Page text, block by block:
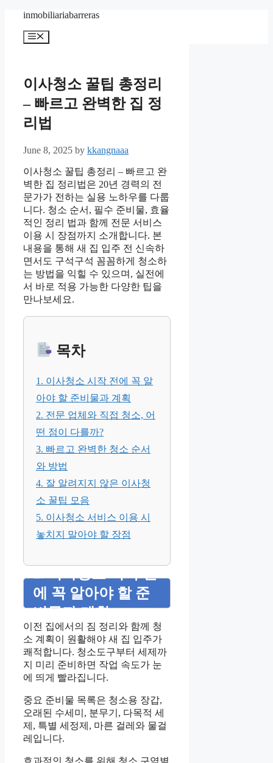
content
inmobiliariabarreras
Menu
이사청소 꿀팁 총정리
– 빠르고 완벽한 집 정
리법
June 8, 2025 by kkangnaaa
이사청소 꿀팁 총정리 – 빠르고 완
벽한 집 정리법은 20년 경력의 전
문가가 전하는 실용 노하우를 다룹
니다. 청소 순서, 필수 준비물, 효율
적인 정리 법과 함께 전문 서비스
이용 시 장점까지 소개합니다. 본
내용을 통해 새 집 입주 전 신속하
면서도 구석구석 꼼꼼하게 청소하
는 방법을 익힐 수 있으며, 실전에
서 바로 적용 가능한 다양한 팁을
만나보세요.
목차
1. 이사청소 시작 전에 꼭 알
아야 할 준비물과 계획
2. 전문 업체와 직접 청소, 어
떤 점이 다를까?
3. 빠르고 완벽한 청소 순서
와 방법
4. 잘 알려지지 않은 이사청
소 꿀팁 모음
5. 이사청소 서비스 이용 시
놓치지 말아야 할 장점
에 꼭 알아야 할 준
비물과 계획
이전 집에서의 짐 정리와 함께 청
소 계획이 원활해야 새 집 입주가
쾌적합니다. 청소도구부터 세제까
지 미리 준비하면 작업 속도가 눈
에 띄게 빨라집니다.
중요 준비물 목록은 청소용 장갑,
오래된 수세미, 분무기, 다목적 세
제, 특별 세정제, 마른 걸레와 물걸
레입니다.
효과적인 청소를 위해 청소 구역별